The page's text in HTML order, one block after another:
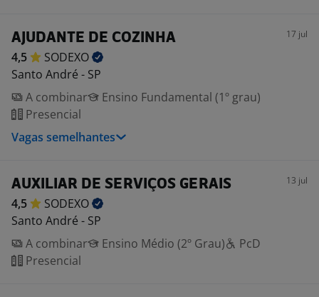
AJUDANTE DE COZINHA 17 jul
4,5
SODEXO
Santo André - SP
A combinar
Ensino Fundamental (1º grau)
Presencial
Vagas semelhantes
AUXILIAR DE SERVIÇOS GERAIS 13 jul
4,5
SODEXO
Santo André - SP
A combinar
Ensino Médio (2º Grau)
PcD
Presencial